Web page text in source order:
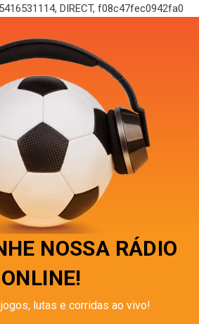
DIRECT, f08c47fec0942fa0
NOSSA RÁDIO
ONLINE!
lutas e corridas ao vivo!